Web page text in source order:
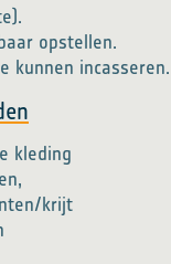
opstellen.
kunnen incasseren.
kleding
krijt